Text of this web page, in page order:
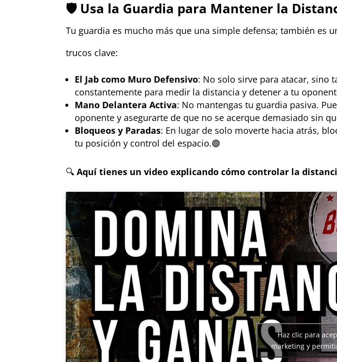
🛡 Usa la Guardia para Mantener la
Tu guardia es mucho más que una simple defensa; también es
trucos clave:
El Jab como Muro Defensivo: No solo sirve para atacar, sino
constantemente para medir la distancia y detener a tu
Mano Delantera Activa: No mantengas tu guardia pasiva.
oponente y asegurarte de que no se acerque demasiado sin
Bloqueos y Paradas: En lugar de solo moverte hacia atrás,
tu posición y control del espacio.🟢
🔍Aquí tienes un video explicando cómo controlar la
Haz clic para
marketing y